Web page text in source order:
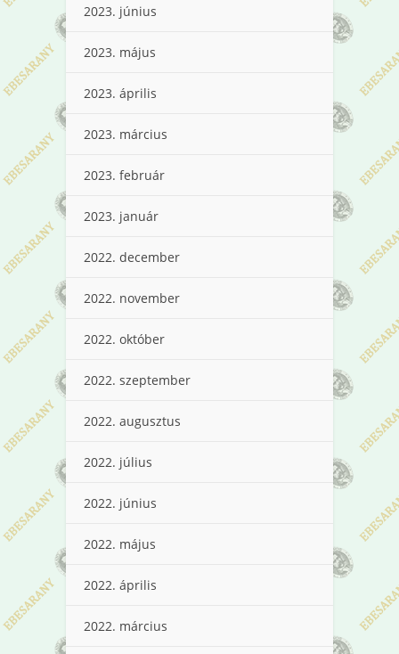
2023. június
2023. május
2023. április
2023. március
2023. február
2023. január
2022. december
2022. november
2022. október
2022. szeptember
2022. augusztus
2022. július
2022. június
2022. május
2022. április
2022. március